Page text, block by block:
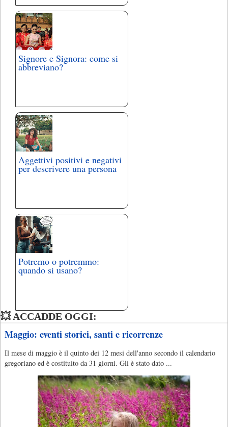
Signore e Signora: come si
abbreviano?
Aggettivi positivi e negativi
per descrivere una persona
Potremo o potremmo:
quando si usano?
💥 ACCADDE OGGI:
Maggio: eventi storici, santi e ricorrenze
Il mese di maggio è il quinto dei 12 mesi dell'anno secondo il calendario
gregoriano ed è costituito da 31 giorni. Gli è stato dato ...